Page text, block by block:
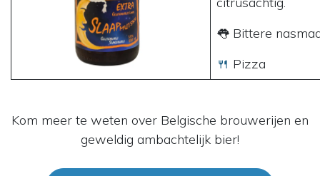
👅 Bittere
🍴 Pizza​
Kom meer te weten over Belgische brouwerijen en
geweldig ambachtelijk bier!